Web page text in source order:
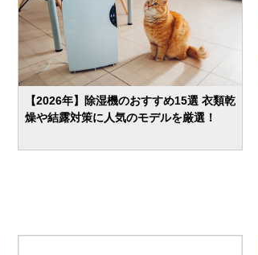
【2026年】除湿機のおすすめ15選 衣類乾
燥や結露対策に人気のモデルを厳選！